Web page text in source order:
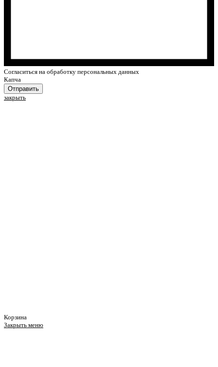
Cогласиться на обработку персональных данных
Капча
Отправить
закрыть
Корзина
Закрыть меню